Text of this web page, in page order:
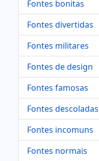
Fontes bonitas
Fontes divertidas
Fontes militares
Fontes de design
Fontes famosas
Fontes descoladas
Fontes incomuns
Fontes normais